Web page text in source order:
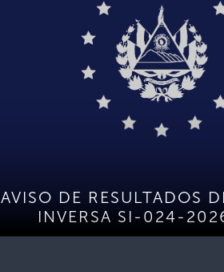
AVISO DE RESULTADOS
INVERSA SI-024-